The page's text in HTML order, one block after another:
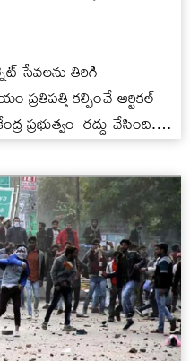
సేవలను తిరిగి
ప్రతిపత్తి కల్పించే ఆర్టికల్‌
ప్రభుత్వం రద్దు చేసింది.